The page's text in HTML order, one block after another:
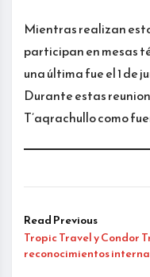
Mientras realizan
participan en mesas
una última fue el 1 de
Durante estas
T’aqrachullo como
Read Previous
Tropic Travel y Condor
reconocimientos